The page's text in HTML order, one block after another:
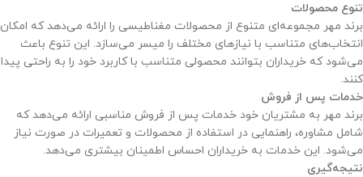
تنوع محصولات
برند مهر مجموعه‌ای متنوع از محصولات مغناطیسی را ارائه می‌دهد که امکان
انتخاب‌های متناسب با نیازهای مختلف را میسر می‌سازد. این تنوع باعث
می‌شود که خریداران بتوانند محصولی متناسب با کاربرد خود را به راحتی پیدا
کنند.
خدمات پس از فروش
برند مهر به مشتریان خود خدمات پس از فروش مناسبی ارائه می‌دهد که
شامل مشاوره، راهنمایی در استفاده از محصولات و تعمیرات در صورت نیاز
می‌شود. این خدمات به خریداران احساس اطمینان بیشتری می‌دهد.
نتیجه‌گیری